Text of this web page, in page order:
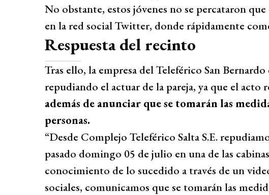
No obstante, estos jóvenes no se percataron
en la red social Twitter, donde rápidamente
Respuesta del recinto
Tras ello, la empresa del Teleférico San
repudiando el actuar de la pareja, ya que el acto
además de anunciar que se tomarán las
personas.
“Desde Complejo Teleférico Salta S.E.
pasado domingo 05 de julio en una de las
conocimiento de lo sucedido a través de un
sociales, comunicamos que se tomarán las